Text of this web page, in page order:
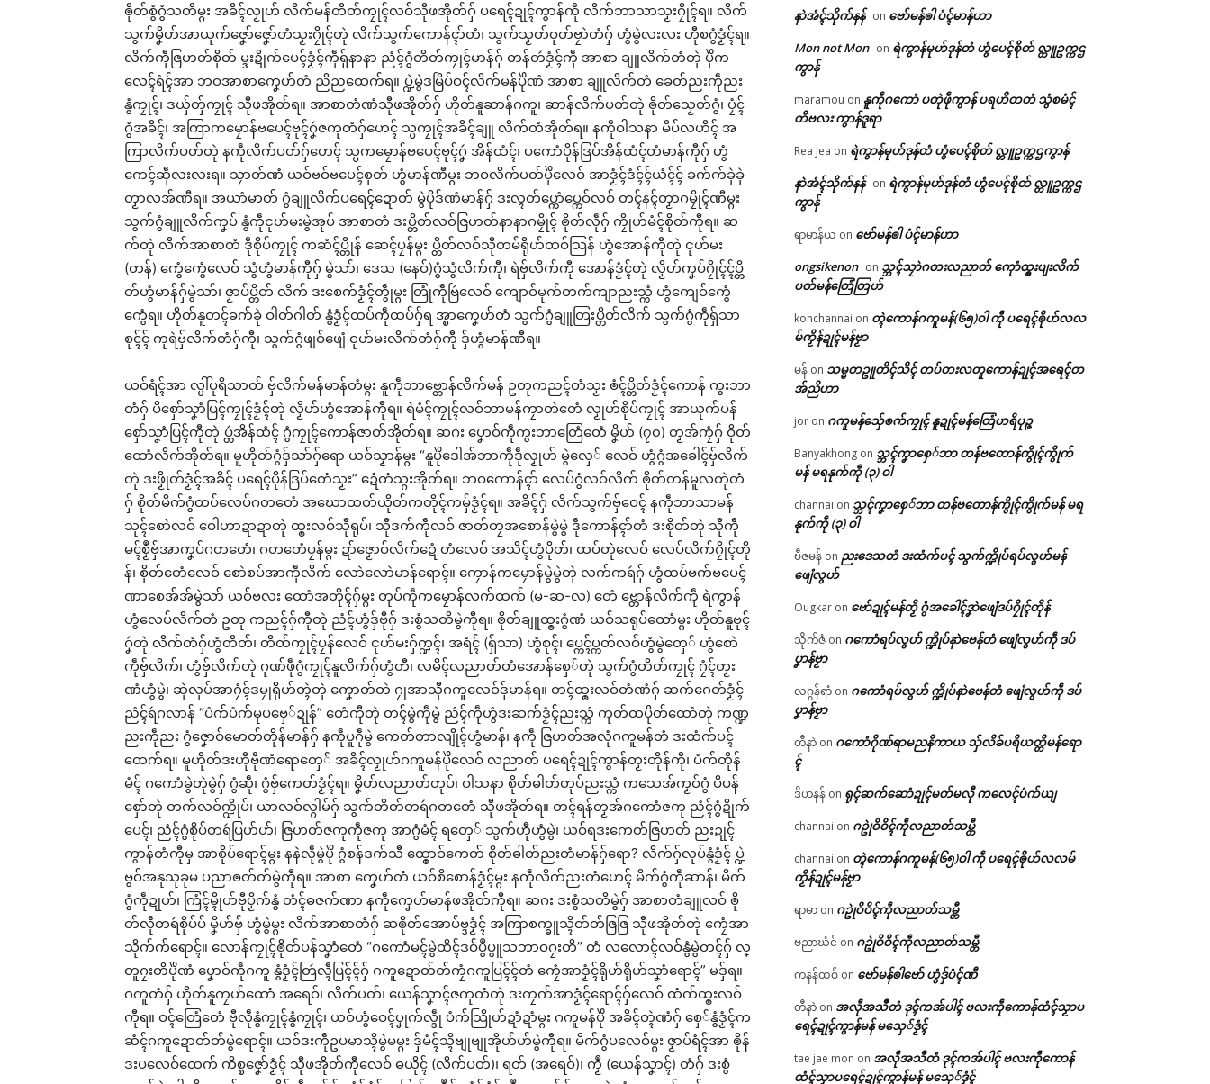
ၜိုတ်စွံဂွံသတိမ္ဂး အခိၚ်လၟုဟ် လိက်မန်တိတ်ကၠုၚ်လဝ်သီုဖအိုတ်ဂှ် ပရေၚ်ဍုၚ်ကွာန်ကဵု လိက်ဘာသာသၟးဂၠိုၚ်ရ။ လိက်
သွက်မၞိဟ်အာယုက်ဇၞော်ဇၞော်တံသၟးဂၠိုၚ်တုဲ လိက်သွက်ကောန်ၚာ်တံ၊ သွက်သၟတ်ဝုတ်ဗၠာဲတံဂှ် ဟွံမွဲလးလး ဟီုစဂွံဒၟံၚ်ရ။
လိက်ကဵုဇြဟတ်စိုတ် မ္ဒးဍိုက်ပေၚ်ဒၟံၚ်ကဵုရှ်နာနာ ညံၚ်ဂွံတိတ်ကၠုၚ်မာန်ဂှ် တန်တဴဒၟံၚ်ကဵု အာစာ ချူလိက်တံတုဲ ပိုဲက
လေၚ်ရံၚ်အာ ဘဝအာစာကၞေဟ်တံ ညိညထေက်ရ။ ပ္ဍဲမွဲဒမြိပ်ဝၚ်လိက်မန်ပိုဲဏံ အာစာ ချူလိက်တံ ခေတ်ညးကဵုညး
နွံကၠုၚ်၊ ဒယှ်တှ်ကၠုၚ် သီုဖအိုတ်ရ။ အာစာတံဏံသီုဖအိုတ်ဂှ် ဟိုတ်နူဆာန်ဂကူ၊ ဆာန်လိက်ပတ်တုဲ ၜိုတ်သၟေတ်ဂွံ၊ ပၠံၚ်
ဂွံအခိၚ်၊ အကြာကမၠောန်ဗပေၚ်ဗုၚ်ဂၞဴဇကုတံဂှ်ဟေၚ် သ္ပကၠုၚ်အခိၚ်ချူ လိက်တံအိုတ်ရ။ နကဵုဝါသနာ မိပ်လဟိၚ် အ
ကြာလိက်ပတ်တုဲ နကဵုလိက်ပတ်ဂှ်ဟေၚ် သ္ပကမၠောန်ဗပေၚ်ဗုၚ်ဂၞဴ အိန်ထံၚ်၊ ပကောံပိုန်ဒြပ်အိန်ထံၚ်တံမာန်ကီုဂှ် ဟွံ
ကေၚ်ဆဵုလးလးရ။ သၠာတ်ဏံ ယဝ်ဗဝ်ဗပေၚ်စုတ် ဟွံမာန်ဏီမ္ဂး ဘဝလိက်ပတ်ပိုဲလေဝ် အာဒၟံၚ်ဒံၚ်ၚ်ယံၚ်ၚ် ခက်က်ခုဲခုဲ
တၟာလအ်ဏီရ။ အယာံမာတ် ဂွံချူလိက်ပရေၚ်ဍောတ် မွဲပိုဒ်ဏံမာန်ဂှ် ဒးလ္ၚတ်ပ္ကောံပ္ကေဝ်လဝ် တၚ်နၚ်တၟာဂမၠိုၚ်ဏီမ္ဂး
သွက်ဂွံချူလိက်ကၞပ် နွံကဵုၚုဟ်မးမွဲအုပ် အာစာတံ ဒးပ္တိတ်လဝ်ဇြဟတ်နာနာဂမၠိုၚ် ၜိုတ်လဵုဂှ် ကၠိုဟ်မံၚ်စိုတ်ကီုရ။ ဆ
က်တုဲ လိက်အာစာတံ ဒဵုစိုပ်ကၠုၚ် ကဆံၚ်ပ္တိုန် ဆေၚ်ပၠန်မ္ဂး ပ္တိတ်လဝ်သီုတမ်ရိုဟ်ထဝ်သြန် ဟွံအောန်ကီုတုဲ ၚုဟ်မး
(တန်) ကွေံကွေံလေဝ် သွံဟွံမာန်ကီုဂှ် မွဲသာ်၊ ဒေသ (နေဝ်)ဂွံသွံလိက်ကီု၊ ရဲဗှ်လိက်ကီု အောန်ဒၟံၚ်တုဲ လၟိဟ်ကၞပ်ဂၠိုၚ်ၚ်ပ္တိ
တ်ဟွံမာန်ဂှ်မွဲသာ်၊ ဇၟာပ်ပ္တိတ် လိက် ဒးစေက်ဒၟံၚ်တွဵုမ္ဂး တြုံကဵုဗြဴလေဝ် ကျောဝ်မုက်တက်ကျာညးသ္ကံ ဟွံကျေဝ်ကွေံ
ကွေံရ။ ဟိုတ်နူတၚ်ခက်ခုဲ ဝါတ်ဂါတ် နွံဒၟံၚ်ထပ်ကဵုထပ်ဂှ်ရ အ္စာကၞေဟ်တံ သွက်ဂွံချူတြးပ္တိတ်လိက် သွက်ဂွံကဵုရှ်သာ
စုၚ်ၚ် ကုရဲဗှ်လိက်တံဂှ်ကီု၊ သွက်ဂွံဖျဝ်ဖျေံ ၚုဟ်မးလိက်တံဂှ်ကီု ဒှ်ဟွံမာန်ဏီရ။
ယဝ်ရံၚ်အာ လ္ပါ်ပုရိသာတ် ဗှ်လိက်မန်မာန်တံမ္ဂး နူကဵုဘာဗ္တောန်လိက်မန် ဥတုကညၚ်တံသၟး ၜံၚ်ပ္တိတ်ဒၟံၚ်ကောန် ကွးဘာ
တံဂှ် ပိစှော်သၞာံပြၚ်ကၠုၚ်ဒၟံၚ်တုဲ လၟိဟ်ဟွံအောန်ကီုရ။ ရဲမံၚ်ကၠုၚ်လဝ်ဘာမန်ကၠာတဲတေံ လၟုဟ်စိုပ်ကၠုၚ် အာယုက်ပန်
စှော်သၞာံပြၚ်ကီုတုဲ ပ္တဴအိန်ထံၚ် ဂွံကၠုၚ်ကောန်ဇာတ်အိုတ်ရ။ ဆဂး ပၞောဝ်ကဵုကွးဘာတြေံတေံ မၞိဟ် (၇၀) တၟအ်ကၠံဂှ် ဝိုတ်
ထောံလိက်အိုတ်ရ။ မူဟိုတ်ဂွံဒှ်သာ်ဂှ်ရော ယဝ်သၟာန်မ္ဂး “နူပိုဲဒေါအ်ဘာကဵုဒဵုလၟုဟ် မွဲလှေ် လေဝ် ဟွံဂွံအခေါၚ်ဗှ်လိက်
တုဲ ဒးဖၟိုတ်ဒၟံၚ်အခိၚ် ပရေၚ်ပိုန်ဒြပ်တေံသၟး” ဍေံတံသ္ဂးအိုတ်ရ။ ဘဝကောန်ၚာ် လေပ်ဂွံလဝ်လိက် ၜိုတ်တန်မူလတုဲတံ
ဂှ် စိုတ်မိက်ဂွံထပ်လေပ်ဂတတေံ အဃောထတ်ယိုတ်ကတိုၚ်ကမှ်ဒၟံၚ်ရ။ အခိၚ်ဂှ် လိက်သွက်ဗှ်ဝေၚ် နကဵုဘာသာမန်
သုၚ်စောဲလဝ် ဝေါဟာဍာဍာတုဲ ထ္ၜးလဝ်သီုရုပ်၊ သီုဒက်ကဵုလဝ် ဇာတ်တၠအစောန်မွဲမွဲ ဒဵုကောန်ၚာ်တံ ဒးစိုတ်တုဲ သီုကဵု
မၚ်စၟဳဗှ်အာကၞပ်ဂတတေံ၊ ဂတတေံပၠန်မ္ဂး ဍာ်ဇၟောဝ်လိက်ဍေံ တံလေဝ် အသိၚ်ဟွံပိုတ်၊ ထပ်တုဲလေဝ် လေပ်လိက်ဂၠိုၚ်တို
န်၊ စိုတ်တေံလေဝ် စောဲစပ်အာကဵုလိက် လောဲလောဲမာန်ရောၚ်။ ကၠောန်ကမၠောန်မွဲမွဲတုဲ လက်ကရဴဂှ် ဟွံထပ်ဗက်ဗပေၚ်
ဏာစေအ်အ်မွဲသာ် ယဝ်ဗလး ထောံအတိုၚ်ဂှ်မ္ဂး တုပ်ကဵုကမၠောန်လက်ထက် (မ-ဆ-လ) တေံ ဗ္တောန်လိက်ကဵု ရဲကွာန်
ဟွံလေပ်လိက်တံ ဥတု ကညၚ်ဂှ်ကီုတုဲ ညံၚ်ဟွံဒှ်ဗီုဂှ် ဒးစွံသတိမွဲကီုရ။ ၜိုတ်ချူထ္ၜးဂွံဏံ ယဝ်သရုပ်ထောံမ္ဂး ဟိုတ်နူဗုၚ်
ဂၞဴတုဲ လိက်တံဂှ်ဟွံတိတ်၊ တိတ်ကၠုၚ်ပၠန်လေဝ် ၚုဟ်မးဂှ်က္ဍၚ်၊ အရံၚ် (ရှ်သာ) ဟွံစုၚ်၊ ပ္ကေၚ်ပ္ကတ်လဝ်ဟွံမွဲတှေ် ဟွံစောဲ
ကဵုဗှ်လိက်၊ ဟွံဗှ်လိက်တုဲ ဂုဏ်ဖဵုဂွံကၠုၚ်နူလိက်ဂှ်ဟွံတီ၊ လမိၚ်လညာတ်တံအောန်စှေ်တုဲ သွက်ဂွံတိတ်ကၠုၚ် ဂၠံၚ်တၟး
ဏံဟွံမွဲ၊ ဆုဲလုပ်အာဂၠံၚ်ဒမၠုရိုဟ်တ္ၚဲတုဲ ကၞောတ်တဲ ဂၠုအာသီုဂကူလေဝ်ဒှ်မာန်ရ။ တၚ်ထ္ၜးလဝ်တံဏံဂှ် ဆက်ဂေတ်ဒၟံၚ်
ညံၚ်ရဴဂလာန် “ပံက်ပံက်မုပဗှေ်ဍုန်” တေံကီုတုဲ တၚ်မွဲကဵုမွဲ ညံၚ်ကဵုဟွံဒးဆက်ဒၟံၚ်ညးသ္ကံ ကုတ်ထပိုတ်ထောံတုဲ ကဏ္ဍ
ညးကဵုညး ဂွံဇၞောဝ်မောတ်တိုန်မာန်ဂှ် နကဵုပူဂဵုမွဲ ကေတ်တာလျိုၚ်ဟွံမာန်၊ နကဵု ဇြဟတ်အလုံဂကူမန်တံ ဒးထံက်ပၚ်
ထေက်ရ။ မူဟိုတ်ဒးဟီုဗီုဏံရောတှေ် အခိၚ်လၟုဟ်ဂကူမန်ပိုဲလေဝ် လညာတ် ပရေၚ်ဍုၚ်ကွာန်တၟးတိုန်ကီု၊ ပံက်တိုန်
မံၚ် ဂကောံမွဲတုဲမွဲဂှ် ဂွံဆဵု၊ ဂွံဗှ်ကေတ်ဒၟံၚ်ရ။ မၞိဟ်လညာတ်တုပ်၊ ဝါသနာ စိုတ်ဓါတ်တုပ်ညးသ္ကံ ကသေအ်ကၟဝ်ဂွံ ပိပန်
စှော်တုဲ တက်လဝ်က္ဍိုပ်၊ ယာလဝ်လ္ဂါမ်ဂှ် သွက်တိတ်တရဴဂတတေံ သီုဖအိုတ်ရ။ တၚ်ရန်တၟအ်ဂကောံဇကု ညံၚ်ဂွံဍိုက်
ပေၚ်၊ ညံၚ်ဂွံစိုပ်တရဴပြဟ်ဟ်၊ ဇြဟတ်ဇကုကဵုဇကု အာဂွံမံၚ် ရတှေ် သွက်ဟီုဟွံမွဲ၊ ယဝ်ရဒးကေတ်ဇြဟတ် ညးဍုၚ်
ကွာန်တံကီုမှ အာစိုပ်ရောၚ်မ္ဂး နနဲလဵုမွဲပိုဲ ဂွံစန်ဒက်သီ ထ္ၜောဝ်ကေတ် စိုတ်ဓါတ်ညးတံမာန်ဂှ်ရော? လိက်ဂှ်လုပ်နွံဒၟံၚ် ပ္ဍဲ
ဗွဝ်အနုသုခုမ ပညာၜတ်တ်မွဲကီုရ။ အာစာ ကၞေဟ်တံ ယဝ်စိစောန်ဒၟံၚ်မ္ဂး နကဵုလိက်ညးတံဟေၚ် မိက်ဂွံကဵုဆာန်၊ မိက်
ဂွံကဵုဍုဟ်၊ ကြံၚ်မ္ၚိုဟ်ဗီုပၟိက်နွံ တံၚ်ဓဇက်ဏာ နကဵုကၞေဟ်မာန်ဖအိုတ်ကီုရ။ ဆဂး ဒးစွံသတိမွဲဂှ် အာစာတံချူလဝ် ၜို
တ်လဵုတရဴစိုပ်ပ် မၞိဟ်ဗှ် ဟွံမွဲမ္ဂး လိက်အာစာတံဂှ် ဆၜိုတ်အောပ်ဗ္ဒဒၟံၚ် အကြာစက္ခူသ္ၚိတ်တ်ဇြဇြ သီုဖအိုတ်တုဲ ကၠေံအာ
သိုက်က်ရောၚ်။ လောန်ကၠုၚ်ၜိုတ်ပန်သၞာံတေံ “ဂကောံမၚ်မွဲထိၚ်ဒဝ်ပွဳပွူသဘာဝဂၠးတိ” တံ လလောၚ်လဝ်နွံမွဲတၚ်ဂှ် လ္
တူဂၠးတိပိုဲဏံ ပၞောဝ်ကဵုဂကူ နွံဒၟံၚ်တြဴလ္ၚီပြၚ်ၚ်ဂှ် ဂကူဍောတ်တ်ကၠံဂကူပြၚ်ၚ်တံ ကၠေံအာဒၟံၚ်ရိုဟ်ရိုဟ်သၞာံရောၚ်” မဒှ်ရ။
ဂကူတံဂှ် ဟိုတ်နူကၠဟ်ထောံ အရေဝ်၊ လိက်ပတ်၊ ယေန်သၞာၚ်ဇကုတံတုဲ ဒးကၠက်အာဒၟံၚ်ရောၚ်ဂှ်လေဝ် ထံက်ထ္ၜးလဝ်
ကီုရ။ ဝၚ်တြေံတေံ ဗီုလဵုနွံကၠုၚ်နွံကၠုၚ်၊ ယဝ်ဟွံဝေၚ်ပၞုက်လ္ဒဵု ပံက်သြိုဟ်ဍာံဍာံမ္ဂး ဂကူမန်ပိုဲ အခိၚ်တ္ၚဲဏံဂှ် စှေ်နွံဒၟံၚ်က
ဆံၚ်ဂကူဍောတ်တ်မွဲရောၚ်။ ယဝ်ဒးကဵုဥပမာသ္ၚိမွဲမမ္ဂး ဒှ်မံၚ်သ္ၚိဗျုဗျုအိုဟ်ဟ်မွဲကီုရ။ မိက်ဂွံပလေဝ်မ္ဂး ဇၟာပ်ရံၚ်အာ ၜိုန်
ဒးပလေဝ်ထေက် ကိစ္စဇၞော်ဒၟံၚ် သီုဖအိုတ်ကီုလေဝ် ဓယိုၚ် (လိက်ပတ်)၊ ရတ် (အရေဝ်)၊ ကၟဳ (ယေန်သၞာၚ်) တံဂှ် ဒးစွံ
နာဲအံၚ်သိုက်နန် on ဗော်မန်ၜါ ပံၚ်မာန်ဟာ
Mon not Mon on ရဲကွာန်မုဟ်ဒုန်တံ ဟွံပေၚ်စိုတ် လ္တူဥက္ကဌ
ကွာန်
maramou on နူကဵုဂကောံ ပတုဲဖဵုကွာန် ပရဟိတတံ သွံစမံၚ်
တိဗလး ကွာန်ဒူရာ
Rea Jea on ရဲကွာန်မုဟ်ဒုန်တံ ဟွံပေၚ်စိုတ် လ္တူဥက္ကဌကွာန်
နာဲအံၚ်သိုက်နန် on ရဲကွာန်မုဟ်ဒုန်တံ ဟွံပေၚ်စိုတ် လ္တူဥက္ကဌ
ကွာန်
ရာမာန်ယ on ဗော်မန်ၜါ ပံၚ်မာန်ဟာ
ongsikenon on သ္ဘၚ်သၠာဲဂတးလညာတ် ကေုာံထ္ၜးပျးလိက်
ပတ်မန်တြေံတြဟ်
konchannai on တ္ၚဲကောန်ဂကူမန်(၆၅)ဝါ ကဵု ပရေၚ်ၜိုဟ်လလ
မ်ကၟိန်ဍုၚ်မန်ဗၟာ
မန် on သမ္မတဥူတိၚ်သိၚ် တပ်တးလတူကောန်ဍုၚ်အရေၚ်တ
အ်ညိဟာ
jor on ဂကူမန်​သှ်ေၜက်ကၠုၚ် နူဍုၚ်မန်တြေံဟရိပုဉ္ဇ
Banyakhong on သ္ဘၚ်ကၞာစှေ်ဘာ တန်ဗတောန်ကွိုၚ်ကွိုက်
မန် မရနုက်ကဵု (၃) ဝါ
channai on သ္ဘၚ်ကၞာစှေ်ဘာ တန်ဗတောန်ကွိုၚ်ကွိုက်မန် မရ
နုက်ကဵု (၃) ဝါ
ဗီဇမန် on ညးဒေသတံ ဒးထံက်ပၚ် သွက်က္ဍိုပ်ရပ်လွဟ်မန်
ဖျေံလွဟ်
Ougkar on ဗော်ဍုၚ်မန်တၟိ ဂွံအခေါၚ်ဒၞာဲဖျေံဒပ်ဂၠိုၚ်တိုန်
သိုက်ဇံ on ဂကောံရပ်လွဟ် က္ဍိုပ်နာဲဗေန်တံ ဖျေံလွဟ်ကဵု ဒပ်
ပၞာန်ဗၟာ
လဂ္ဂန်ရာံ on ဂကောံရပ်လွဟ် က္ဍိုပ်နာဲဗေန်တံ ဖျေံလွဟ်ကဵု ဒပ်
ပၞာန်ဗၟာ
တီနာဲ on ဂကောံဂိုဏ်ရာမညနိကာယ သှ်လိခ်ပရိယတ္တိမန်ရော
ၚ်
ဒိဟနန် on ရုၚ်ဆက်ဆောံဍုၚ်မတ်မလီု ကလေၚ်ပံက်ယျ
channai on ဂဥုဲဝိဝိၚ်ကဵုလညာတ်သမ္တီ
channai on တ္ၚဲကောန်ဂကူမန်(၆၅)ဝါ ကဵု ပရေၚ်ၜိုဟ်လလမ်
ကၟိန်ဍုၚ်မန်ဗၟာ
ရာမာ on ဂဥုဲဝိဝိၚ်ကဵုလညာတ်သမ္တီ
ဗညာဃံင် on ဂဥုဲဝိဝိၚ်ကဵုလညာတ်သမ္တီ
ကနန်ထဝ် on ဗော်မန်ၜါဗော် ဟွံဒှ်ပံၚ်ဏီ
တီနာဲ on အလဵုအသဳတံ ဒုၚ်ကအ်ပါၚ် ဗလးကဵုကောန်ထံၚ်သၟာပ
ရေၚ်ဍုၚ်ကွာန်မန် မသှေ်ဒၟံၚ်
tae jae mon on အလဵုအသဳတံ ဒုၚ်ကအ်ပါၚ် ဗလးကဵုကောန်
ထံၚ်သၟာပရေၚ်ဍုၚ်ကွာန်မန် မသှေ်ဒၟံၚ်